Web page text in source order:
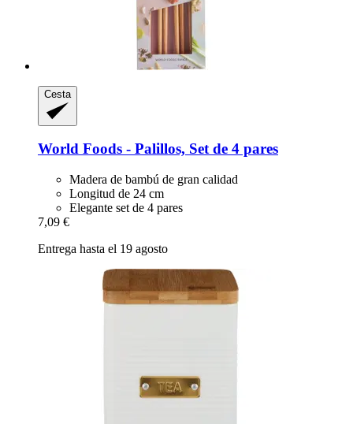
Cesta
World Foods -​ Palillos, Set de 4 pares
Madera de bambú de gran calidad
Longitud de 24 cm
Elegante set de 4 pares
7,09 €
Entrega hasta el 19 agosto